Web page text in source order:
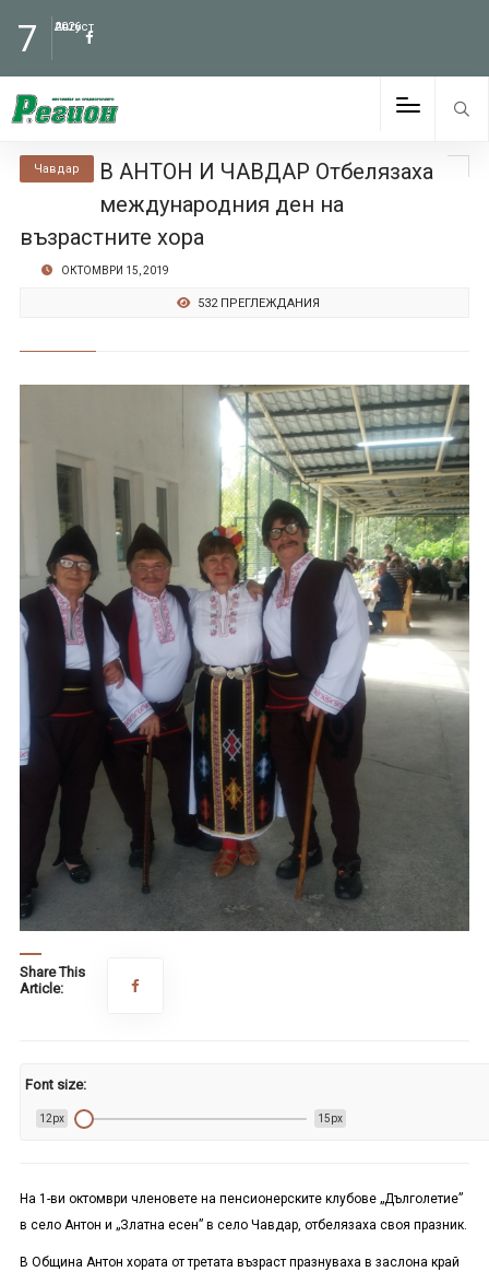
7 Август
2026
Чавдар
В АНТОН И ЧАВДАР Отбелязаха
международния ден на
възрастните хора
ОКТОМВРИ 15, 2019
532 ПРЕГЛЕЖДАНИЯ
Share This
Article:
Font size:
12px 15px
На 1-ви октомври членовете на пенсионерските клубове „Дълголетие”
в село Антон и „Златна есен” в село Чавдар, отбелязаха своя празник.
В Община Антон хората от третата възраст празнуваха в заслона край